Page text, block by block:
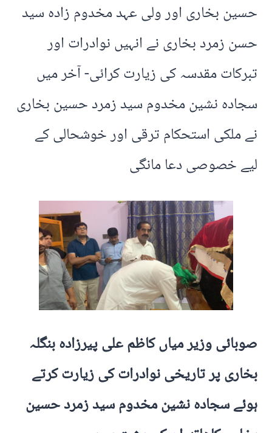
حسین بخاری اور ولی عہد مخدوم زادہ سید
حسن زمرد بخاری نے انہیں نوادرات اور
تبرکات مقدسہ کی زیارت کرائی- آخر میں
سجادہ نشین مخدوم سید زمرد حسین بخاری
نے ملکی استحکام ترقی اور خوشحالی کے
لیے خصوصی دعا مانگی
صوبائی وزیر میاں کاظم علی پیرزادہ بنگلہ
بخاری پر تاریخی نوادرات کی زیارت کرتے
ہوئے سجادہ نشین مخدوم سید زمرد حسین